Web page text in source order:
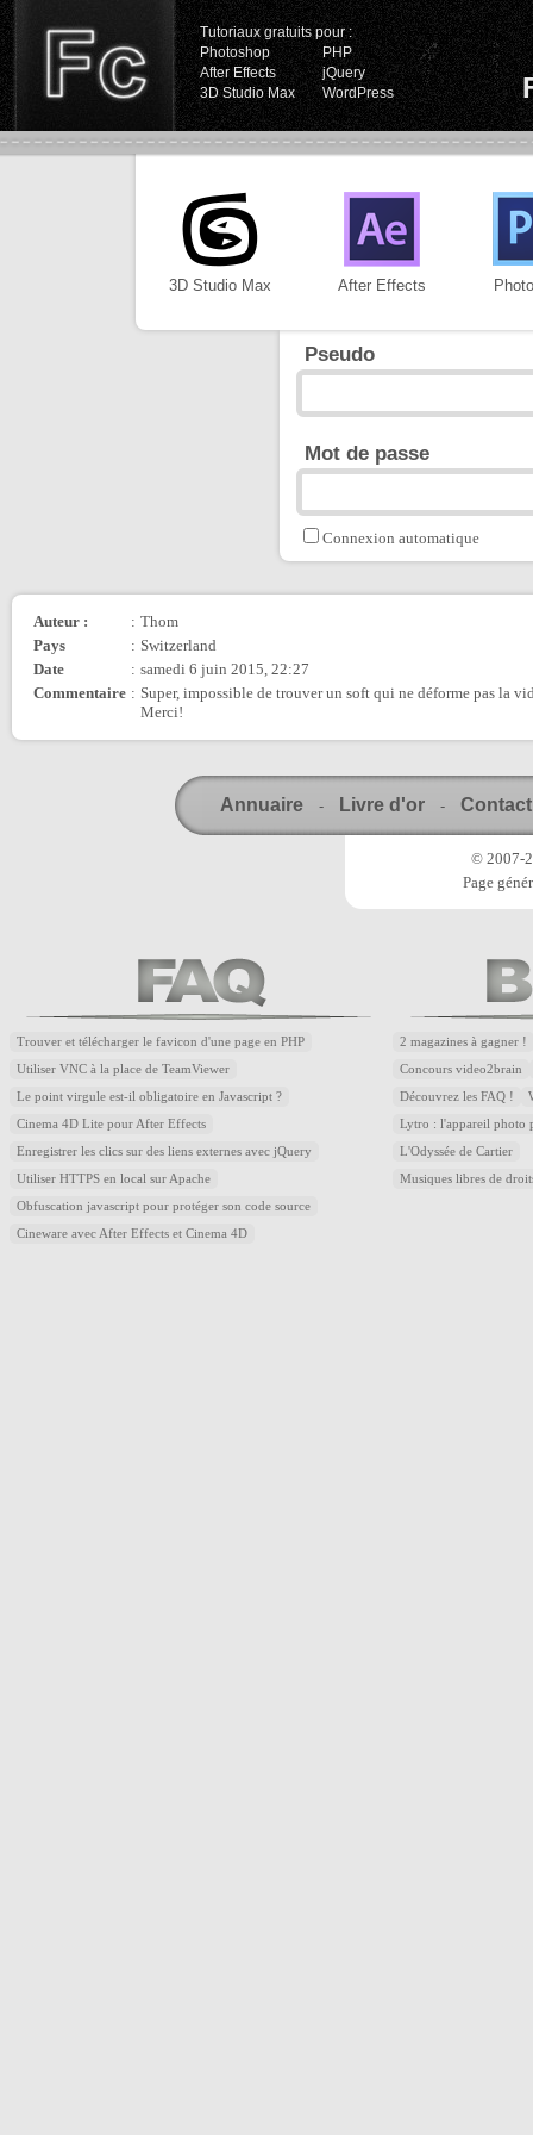
Tutoriaux gratuits pour :
Photoshop
PHP
After Effects
jQuery
3D Studio Max
WordPress
3D Studio Max After Effects
Pseudo
Mot de passe
Connexion automatique
Auteur : : Thom
Pays
: Switzerland
Date
: samedi 6 juin 2015, 22:27
Commentaire : Super, impossible de trouver un soft qui ne déforme pas la
Merci!
Annuaire - Livre d'or - Contact
© 2007-
Page
Trouver et télécharger le favicon d'une page en PHP
Utiliser VNC à la place de TeamViewer
Le point virgule est-il obligatoire en Javascript ?
Cinema 4D Lite pour After Effects
Enregistrer les clics sur des liens externes avec jQuery
Utiliser HTTPS en local sur Apache
Obfuscation javascript pour protéger son code source
Cineware avec After Effects et Cinema 4D
2 magazines à gagner !
Concours video2brain
Découvrez les FAQ !
Lytro : l'appareil photo
L'Odyssée de Cartier
Musiques libres de